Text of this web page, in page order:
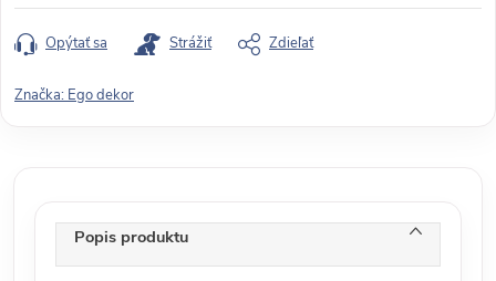
o
t
o
Opýtať sa Strážiť Zdieľať
Značka: Ego dekor
Popis produktu